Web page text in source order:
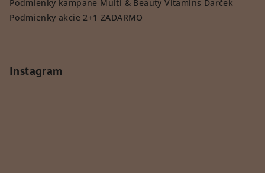
Podmienky kampane Multi & Beauty Vitamins Darček
Podmienky akcie 2+1 ZADARMO
Instagram